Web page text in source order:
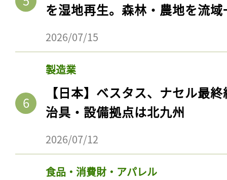
を湿地再生。森林・農地を流
2026/07/15
製造業
【日本】ベスタス、ナセル最
治具・設備拠点は北九州
2026/07/12
食品・消費財・アパレル